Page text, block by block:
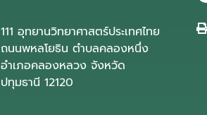
111 อุทยานวิทยาศาสตร์ประเทศไทย
ถนนพหลโยธิน ตำบลคลองหนึ่ง
อำเภอคลองหลวง จังหวัด
ปทุมธานี 12120